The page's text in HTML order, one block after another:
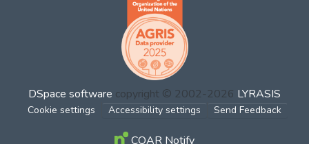
DSpace software copyright © 2002-2026 LYRASIS
Cookie settings Accessibility settings Send Feedback
COAR Notify